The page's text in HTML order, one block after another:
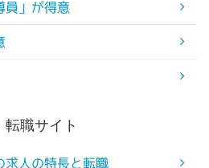
員」が得意
職サイト
求人の特長と転職